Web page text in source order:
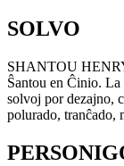
SOLVO
SHANTOU
Ŝantou en Ĉinio.
solvoj por dezajno,
polurado, tranĉado,